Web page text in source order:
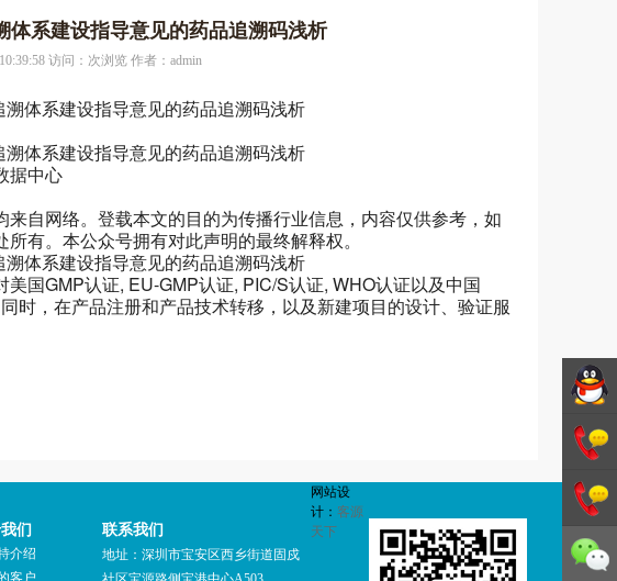
体系建设指导意见的药品追溯码浅析
访问： 次浏览 作者：admin
据中心
自网络。登载本文的目的为传播行业信息，内容仅供参考，如
有。本公众号拥有对此声明的最终解释权。
国GMP认证, EU-GMP认证, PIC/S认证, WHO认证以及中国
时，在产品注册和产品技术转移，以及新建项目的设计、验证服
们
介绍
客户
联系我们
地址：深圳市宝安区西乡街道固戍
网站设
计： 客源
天下
德斯特
GMP咨
询